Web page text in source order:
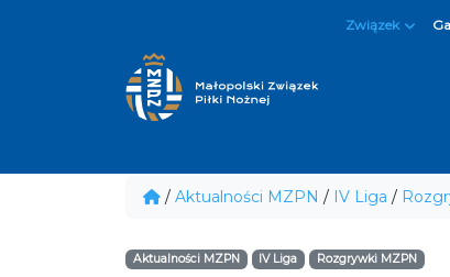
Związek
/ Aktualności MZPN / IV Liga /
Aktualności MZPN IV Liga Rozgrywki MZPN